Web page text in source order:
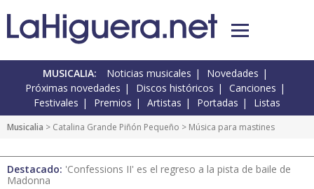
MUSICALIA: Noticias musicales
Novedades
Próximas novedades
Discos históricos
Canciones
Festivales
Premios Artistas Portadas Listas
Musicalia > Catalina Grande Piñón Pequeño > Música para mastines
Destacado: 'Confessions II' es el regreso a la pista de baile de
Madonna